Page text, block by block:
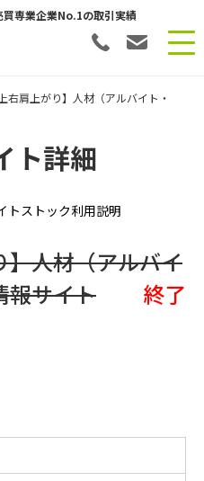
専業企業No.1の取引実績
右肩上がり】人材（アルバイト・
ト詳細
トストック利用説明
】人材（アルバイ
報サイト
終了